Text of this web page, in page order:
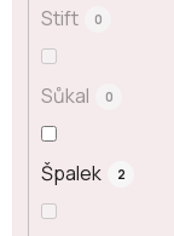
Stift 0
Sůkal 0
Špalek 2